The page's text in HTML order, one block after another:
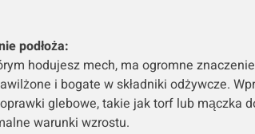
podłoża:
hodujesz mech, ma ogromne
i bogate w składniki odżywcze.
glebowe, takie jak torf lub mączka
warunki wzrostu.